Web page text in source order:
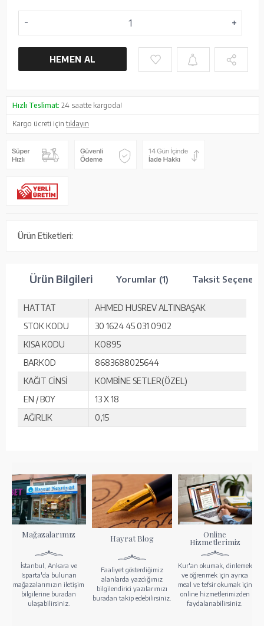
HEMEN AL
Hızlı Teslimat: 24 saatte kargoda!
Kargo ücreti içintıklayın
Ürün Etiketleri:
Ürün Bilgileri Yorumlar (1) Taksit
HATTAT
AHMED HUSREV ALTINBAŞAK
STOK KODU
30 1624 45 031 0902
KISA KODU
KO895
BARKOD
8683688025644
KAĞIT CİNSİ
KOMBİNE SETLER(ÖZEL)
EN / BOY
13 X 18
AĞIRLIK
0,15
Mağazalarımız
İstanbul, Ankara ve
Isparta'da bulunan
mağazalarımızın iletişim
bilgilerine buradan
ulaşabilirsiniz.
Hayrat Blog
Faaliyet gösterdiğimiz
alanlarda yazdığımız
bilgilendirici yazılarımızı
buradan takip edebilirsiniz.
Online
Hizmetlerimiz
Kur'an okumak, dinlemek
ve öğrenmek için ayrıca
meal ve tefsir okumak için
online hizmetlerimizden
faydalanabilirsiniz.